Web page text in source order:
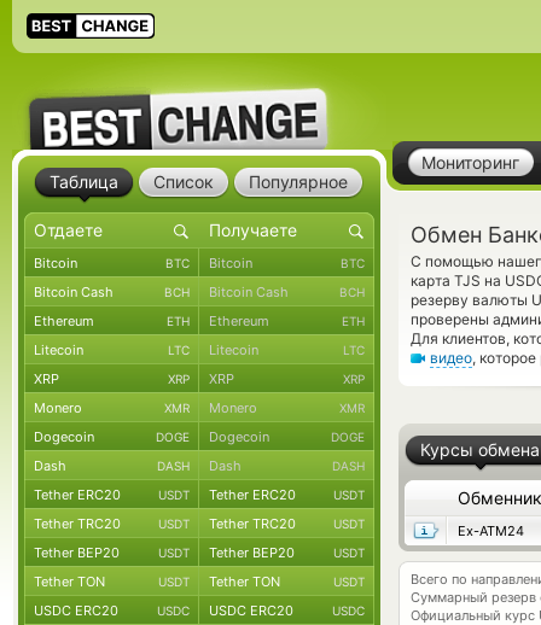
Мониторинг
Обмен
С помощью
карта TJS на
резерву валюты
проверены
Для клиентов,
видео,
Курсы обмена
Обменник
Ex-ATM24
Всего по
Суммарный резерв
Официальный курс
Таблица Список Популярное
Bitcoin BTC Bitcoin BTC
Bitcoin Cash BCH Bitcoin Cash BCH
Ethereum ETH Ethereum ETH
Litecoin LTC Litecoin LTC
XRP XRP XRP XRP
Monero XMR Monero XMR
Dogecoin DOGE Dogecoin DOGE
Dash DASH Dash DASH
Tether ERC20 USDT Tether ERC20 USDT
Tether TRC20 USDT Tether TRC20 USDT
Tether BEP20 USDT Tether BEP20 USDT
Tether TON USDT Tether TON USDT
USDC ERC20 USDC USDC ERC20 USDC